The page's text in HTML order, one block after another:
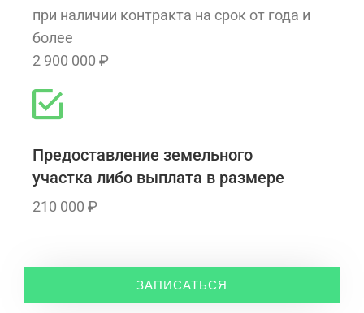
при наличии контракта на срок от года и
более
2 900 000 ₽
Предоставление земельного
участка либо выплата в размере
210 000 ₽
ЗАПИСАТЬСЯ